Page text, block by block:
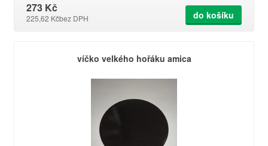
273 Kč
225,62 Kčbez DPH do košíku
víčko velkého hořáku amica